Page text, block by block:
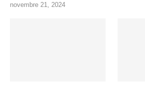
novembre 21, 2024